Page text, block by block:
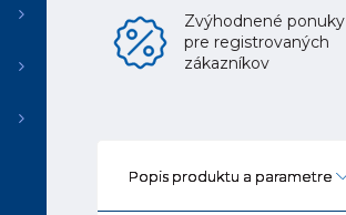
Zvýhodnené ponuky
pre registrovaných
zákazníkov
Popis produktu a parametre